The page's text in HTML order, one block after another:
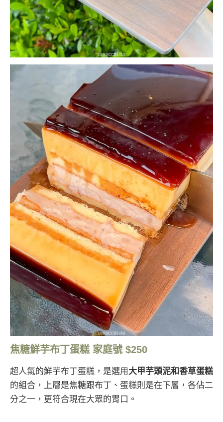
焦糖鮮芋布丁蛋糕 家庭號 $250
超人氣的鮮芋布丁蛋糕，是選用 大甲芋頭泥和香草蛋糕
的組合，上層是焦糖跟布丁、蛋糕則是在下層，各佔二
分之一，更符合現在大眾的胃口。